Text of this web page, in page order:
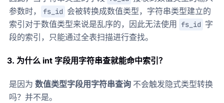
参数时，
fs_id 会被转换成数值类型，字符串类型建立的
索引对于数值类型来说是乱序的，因此无法使用 fs_id 字
段的索引，只能通过全表扫描进行查找。
3. 为什么 int 字段用字符串查就能命中索引？
是因为 数值类型字段用字符串查询 不会触发隐式类型转换
吗？并不是。